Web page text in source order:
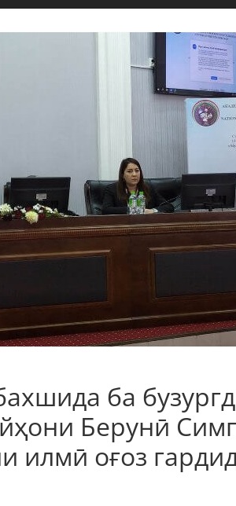
ба
Берунӣ
илмӣ оғоз